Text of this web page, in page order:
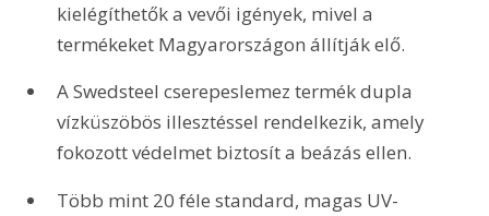
kielégíthetők a vevői igények, mivel a
termékeket Magyarországon állítják elő.
A Swedsteel cserepeslemez termék dupla
vízküszöbös illesztéssel rendelkezik, amely
fokozott védelmet biztosít a beázás ellen.
Több mint 20 féle standard, magas UV-